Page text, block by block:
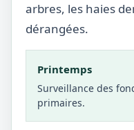
arbres, les haies
dérangées.
Printemps
Surveillance des
primaires.